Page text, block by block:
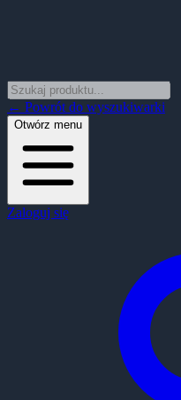
← Powrót do wyszukiwarki
Otwórz menu
Zaloguj się